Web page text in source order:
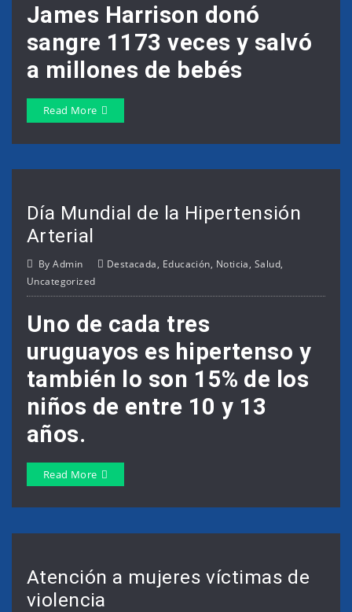
James Harrison donó
sangre 1173 veces y salvó
a millones de bebés
Read More
Día Mundial de la Hipertensión
Arterial
ByAdmin Destacada, Educación, Noticia, Salud,
Uncategorized
Uno de cada tres
uruguayos es hipertenso y
también lo son 15% de los
niños de entre 10 y 13
años.
Read More
Atención a mujeres víctimas de
violencia